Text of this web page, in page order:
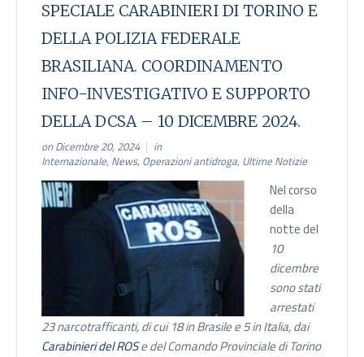
SPECIALE CARABINIERI DI TORINO E
DELLA POLIZIA FEDERALE
BRASILIANA. COORDINAMENTO
INFO-INVESTIGATIVO E SUPPORTO
DELLA DCSA – 10 DICEMBRE 2024.
on Dicembre 20, 2024
in
Internazionale, News, Operazioni antidroga, Ultime Notizie
Nel corso
della
notte del
10
dicembre
sono stati
arrestati
23 narcotrafficanti, di cui 18 in Brasile e 5 in Italia, dai
Carabinieri del ROSedel Comando Provinciale di Torino